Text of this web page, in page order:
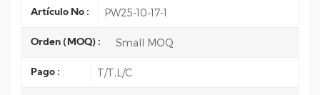
Artículo No : PW25-10-17-1
Orden (MOQ) : Small MOQ
Pago : T/T,L/C